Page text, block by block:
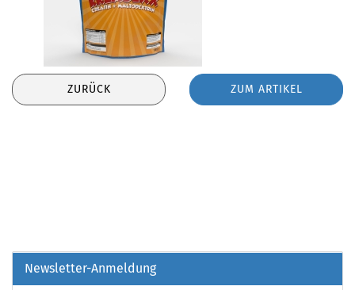
ZURÜCK ZUM ARTIKEL
Newsletter-Anmeldung